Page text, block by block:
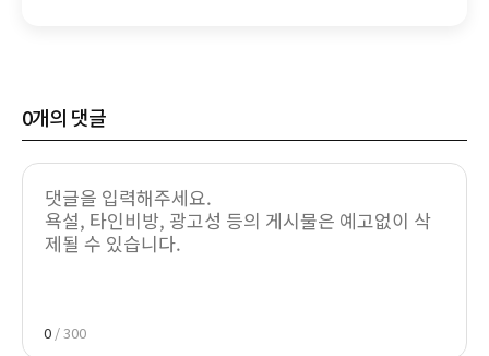
0개의 댓글
0 / 300